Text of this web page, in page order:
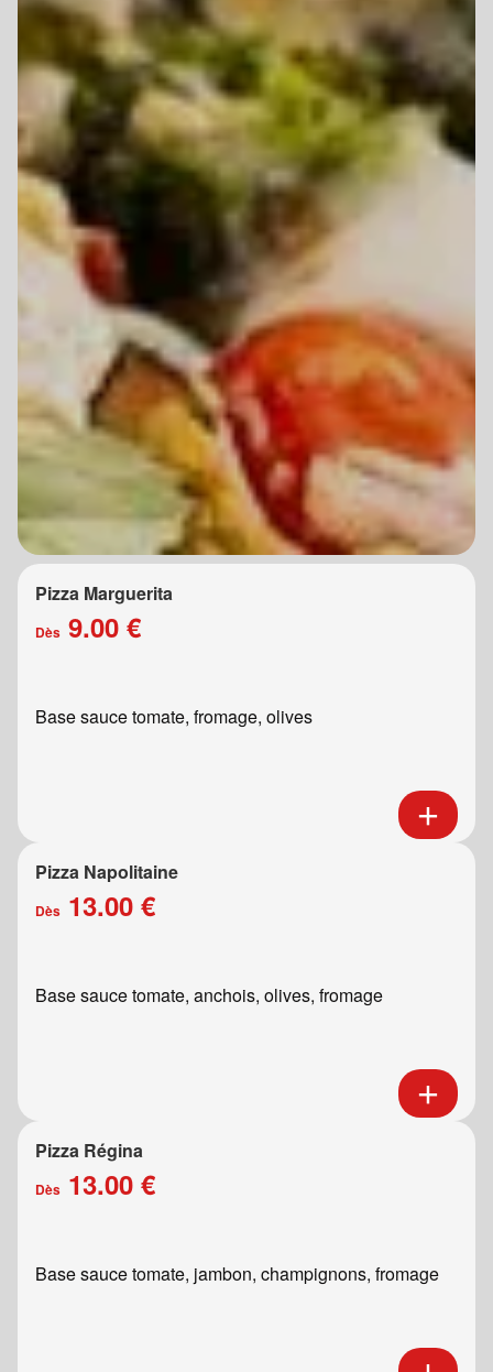
Pizza Marguerita
Dès 9.00 €
Base sauce tomate, fromage, olives
Pizza Napolitaine
Dès 13.00 €
Base sauce tomate, anchois, olives, fromage
Pizza Régina
Dès 13.00 €
Base sauce tomate, jambon, champignons, fromage